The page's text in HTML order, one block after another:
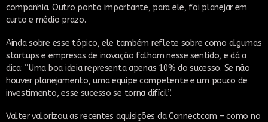
companhia. Outro ponto importante, para ele, foi planejar em
curto e médio prazo.
Ainda sobre esse tópico, ele também reflete sobre como algumas
startups e empresas de inovação falham nesse sentido, e dá a
dica: “Uma boa ideia representa apenas 10% do sucesso. Se não
houver planejamento, uma equipe competente e um pouco de
investimento, esse sucesso se torna difícil”.
Valter valorizou as recentes aquisições da Connectcom – como no